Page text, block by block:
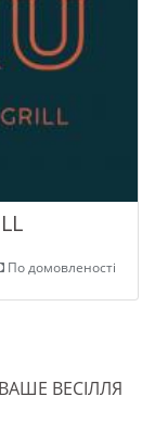
По домовленості
ВЕСІЛЛЯ